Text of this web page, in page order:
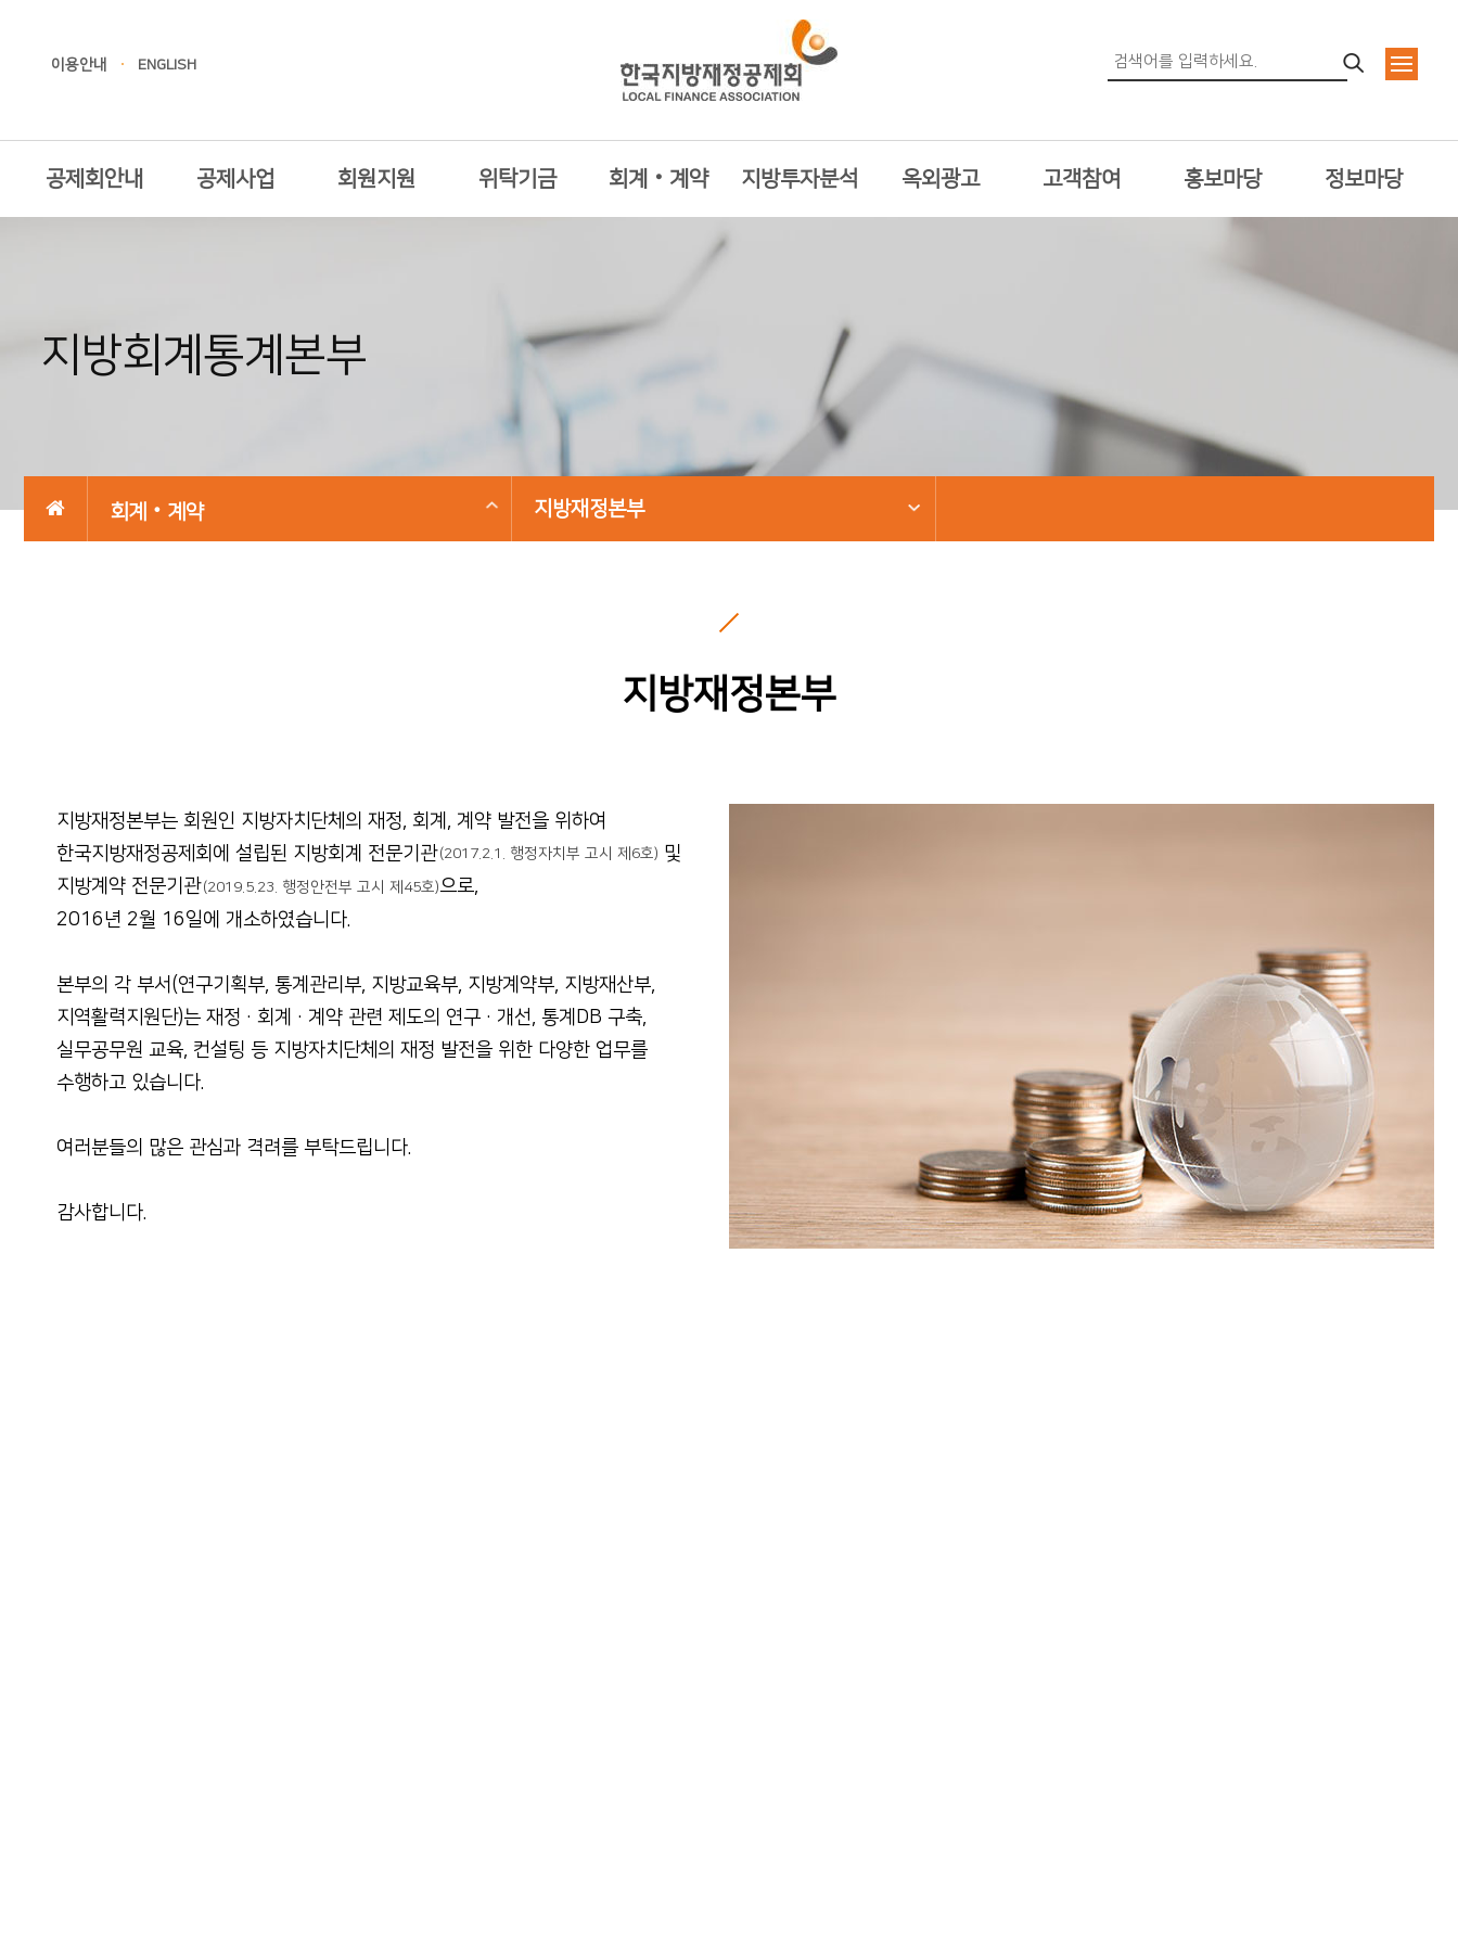
이용안내 ENGLISH
공제회안내 공제사업 회원지원 위탁기금 회계‧계약 지방투자분석 옥외광고 고객참여 홍보마당 정보마당
지방회계통계본부
회계‧계약 지방재정본부
지방재정본부
지방재정본부는 회원인 지방자치단체의 재정, 회계, 계약 발전을 위하여
한국지방재정공제회에 설립된 지방회계 전문기관(2017.2.1. 행정자치부 고시 제6호) 및
지방계약 전문기관(2019.5.23. 행정안전부 고시 제45호)으로,
2016년 2월 16일에 개소하였습니다.
본부의 각 부서(연구기획부, 통계관리부, 지방교육부, 지방계약부, 지방재산부,
지역활력지원단)는 재정·회계·계약 관련 제도의 연구·개선, 통계DB 구축,
실무공무원 교육, 컨설팅 등 지방자치단체의 재정 발전을 위한 다양한 업무를
수행하고 있습니다.
여러분들의 많은 관심과 격려를 부탁드립니다.
감사합니다.